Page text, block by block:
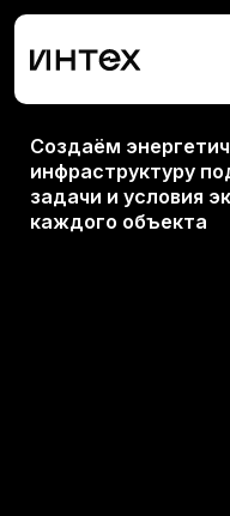
Создаём
инфраструктуру
задачи и условия
каждого объекта